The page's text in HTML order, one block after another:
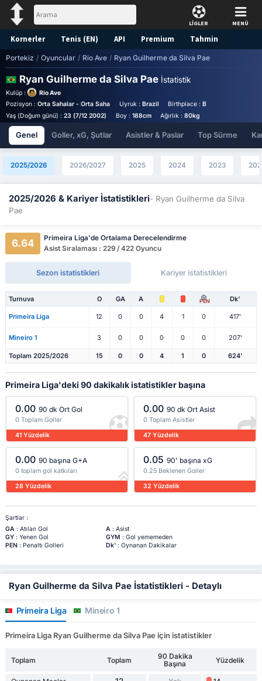
LİGLER MENÜ
Kornerler Tenis (EN) API Premium Tahmin
Portekiz / Oyuncular / Rio Ave / Ryan Guilherme da Silva Pae
Ryan Guilherme da Silva Pae İstatistik
Kulüp :
Rio Ave
Pozisyon : Orta Sahalar - Orta Saha Uyruk : Brazil Birthplace :Brazil - Brazil
Yaş (Doğum günü) : 23 (7/12 2002) Boy : 188cm Ağırlık :80kg
Genel Goller, xG, Şutlar Asistler & Paslar Top Sürme
2025/2026 2026/2027 2025 2024 2023
2025/2026 & Kariyer İstatistikleri- Ryan Guilherme da Silva
Pae
6.64
Primeira Liga'de Ortalama Derecelendirme
Asist Sıralaması : 229 / 422 Oyuncu
Sezon istatistikleri Kariyer istatistikleri
Turnuva O GA A PEN Dk'
Primeira Liga 12 0 0 4 1 0 417'
Mineiro 1 3 0 0 0 0 0 207'
Toplam 2025/2026 15 0 0 4 1 0 624'
Primeira Liga'deki 90 dakikalık istatistikler başına
0.00 90 dk Ort Gol
0 Toplam Goller
41 Yüzdelik
0.00 90 dk Ort Asist
0 Toplam Asistler
47 Yüzdelik
0.00 90 başına G+A
0 toplam gol katkıları
28 Yüzdelik
0.05 90' başına xG
0.25 Beklenen Goller
32 Yüzdelik
Şartlar :
GA: Atılan Gol A: Asist
GY: Yenen Gol GYM : Gol yememeden
PEN: Penaltı Golleri Dk': Oynanan Dakikalar
Ryan Guilherme da Silva Pae İstatistikleri - Detaylı
Primeira Liga Mineiro 1
Primeira Liga Ryan Guilherme da Silva Pae için istatistikler
Toplam Toplam
90 Dakika
Başına
Yüzdelik